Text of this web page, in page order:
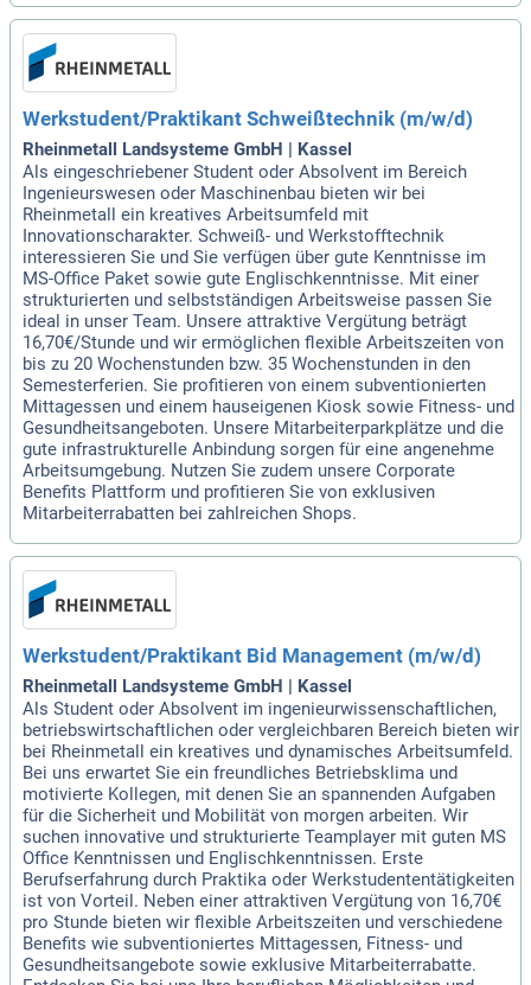
Werkstudent/Praktikant Schweißtechnik (m/w/d)
Rheinmetall Landsysteme GmbH | Kassel
Als eingeschriebener Student oder Absolvent im Bereich
Ingenieurswesen oder Maschinenbau bieten wir bei
Rheinmetall ein kreatives Arbeitsumfeld mit
Innovationscharakter. Schweiß- und Werkstofftechnik
interessieren Sie und Sie verfügen über gute Kenntnisse im
MS-Office Paket sowie gute Englischkenntnisse. Mit einer
strukturierten und selbstständigen Arbeitsweise passen Sie
ideal in unser Team. Unsere attraktive Vergütung beträgt
16,70€/Stunde und wir ermöglichen flexible Arbeitszeiten von
bis zu 20 Wochenstunden bzw. 35 Wochenstunden in den
Semesterferien. Sie profitieren von einem subventionierten
Mittagessen und einem hauseigenen Kiosk sowie Fitness- und
Gesundheitsangeboten. Unsere Mitarbeiterparkplätze und die
gute infrastrukturelle Anbindung sorgen für eine angenehme
Arbeitsumgebung. Nutzen Sie zudem unsere Corporate
Benefits Plattform und profitieren Sie von exklusiven
Mitarbeiterrabatten bei zahlreichen Shops.
Werkstudent/Praktikant Bid Management (m/w/d)
Rheinmetall Landsysteme GmbH | Kassel
Als Student oder Absolvent im ingenieurwissenschaftlichen,
betriebswirtschaftlichen oder vergleichbaren Bereich bieten wir
bei Rheinmetall ein kreatives und dynamisches Arbeitsumfeld.
Bei uns erwartet Sie ein freundliches Betriebsklima und
motivierte Kollegen, mit denen Sie an spannenden Aufgaben
für die Sicherheit und Mobilität von morgen arbeiten. Wir
suchen innovative und strukturierte Teamplayer mit guten MS
Office Kenntnissen und Englischkenntnissen. Erste
Berufserfahrung durch Praktika oder Werkstudententätigkeiten
ist von Vorteil. Neben einer attraktiven Vergütung von 16,70€
pro Stunde bieten wir flexible Arbeitszeiten und verschiedene
Benefits wie subventioniertes Mittagessen, Fitness- und
Gesundheitsangebote sowie exklusive Mitarbeiterrabatte.